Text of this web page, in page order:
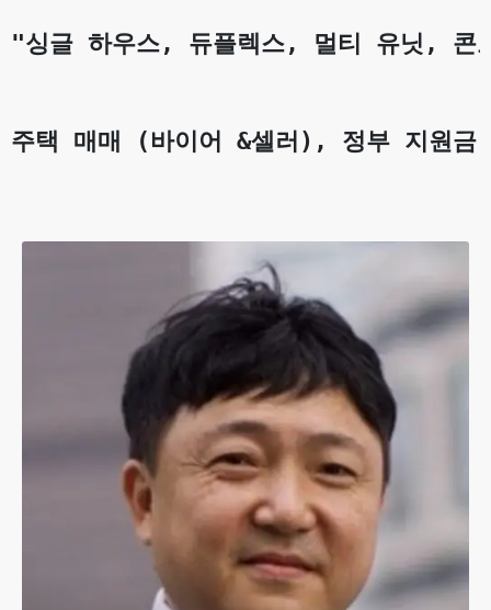
"싱글 하우스, 듀플렉스, 멀티 유닛,
주택 매매 (바이어 &셀러), 정부 지원금